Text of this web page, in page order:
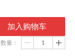
数量： ꄷ ꄸ
加入购物车